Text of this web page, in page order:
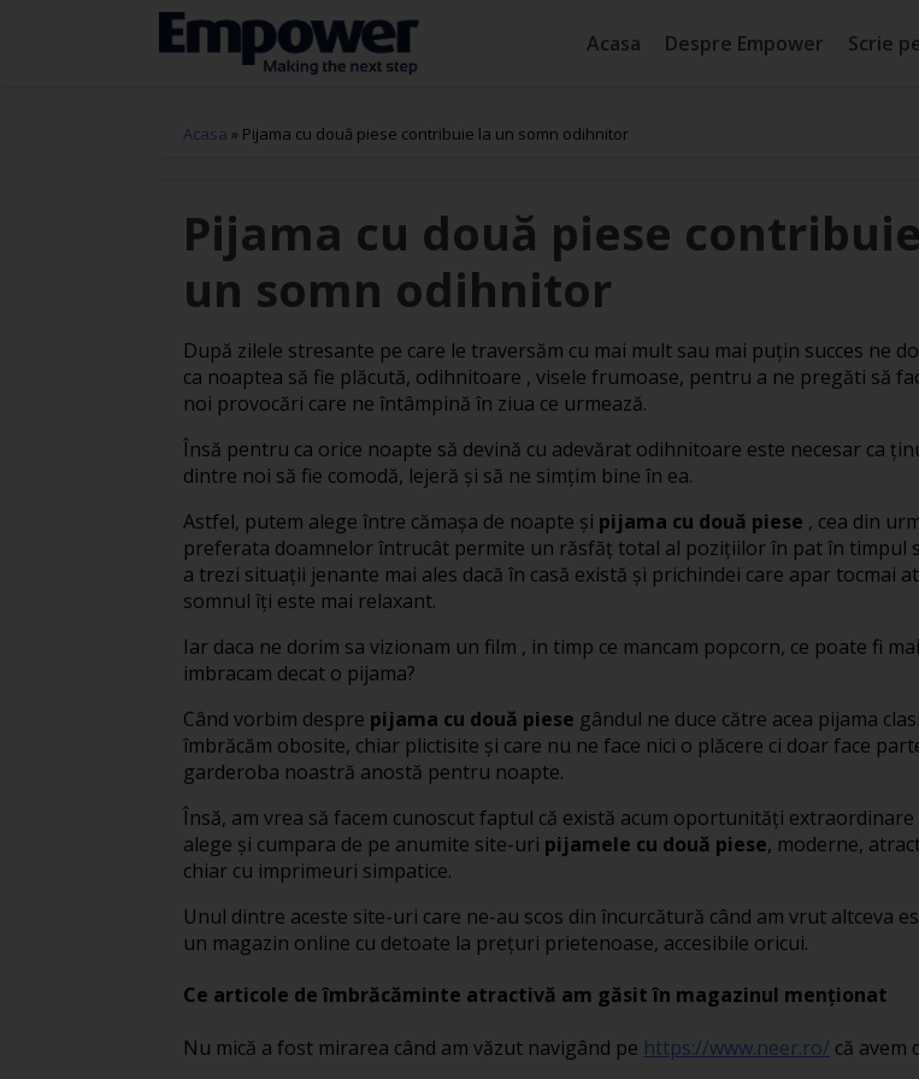
Acasa Despre Empower Scrie
Acasa » Pijama cu două piese contribuie la un somn odihnitor
Pijama cu două piese
un somn odihnitor
După zilele stresante pe care le traversăm cu mai mult sau mai puțin succes ne
ca noaptea să fie plăcută, odihnitoare , visele frumoase, pentru a ne pregăti să
noi provocări care ne întâmpină în ziua ce urmează.
Însă pentru ca orice noapte să devină cu adevărat odihnitoare este necesar ca
dintre noi să fie comodă, lejeră și să ne simțim bine în ea.
Astfel, putem alege între cămașa de noapte și pijama cu două piese , cea din
preferata doamnelor întrucât permite un răsfăț total al pozițiilor în pat în timpul
a trezi situații jenante mai ales dacă în casă există și prichindei care apar tocmai
somnul îți este mai relaxant.
Iar daca ne dorim sa vizionam un film , in timp ce mancam popcorn, ce poate fi
imbracam decat o pijama?
Când vorbim despre pijama cu două piese gândul ne duce către acea pijama
îmbrăcăm obosite, chiar plictisite și care nu ne face nici o plăcere ci doar face
garderoba noastră anostă pentru noapte.
Însă, am vrea să facem cunoscut faptul că există acum oportunități
alege și cumpara de pe anumite site-uri pijamele cu două piese, moderne,
chiar cu imprimeuri simpatice.
Unul dintre aceste site-uri care ne-au scos din încurcătură când am vrut altceva
un magazin online cu detoate la prețuri prietenoase, accesibile oricui.
Ce articole de îmbrăcăminte atractivă am găsit în magazinul menționat
Nu mică a fost mirarea când am văzut navigând pe https://www.neer.ro/ că avem